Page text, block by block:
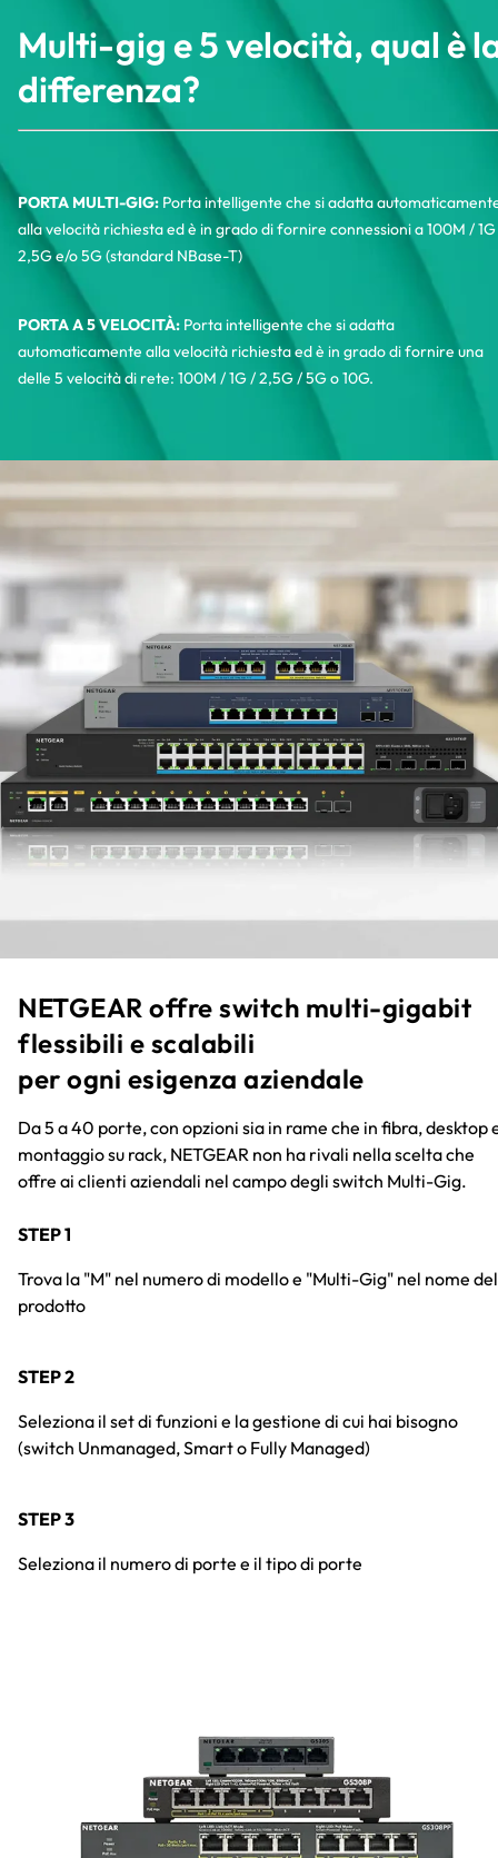
Multi-gig e 5 velocità, qual è
differenza?
PORTA MULTI-GIG: Porta intelligente che si adatta
alla velocità richiesta ed è in grado di fornire connessioni a 100M /
2,5G e/o 5G (standard NBase-T)
PORTA A 5 VELOCITÀ: Porta intelligente che si adatta
automaticamente alla velocità richiesta ed è in grado di fornire una
delle 5 velocità di rete: 100M / 1G / 2,5G / 5G o 10G.
NETGEAR offre switch multi-gigabit
flessibili e scalabili
per ogni esigenza aziendale
Da 5 a 40 porte, con opzioni sia in rame che in fibra, desktop
montaggio su rack, NETGEAR non ha rivali nella scelta che
offre ai clienti aziendali nel campo degli switch Multi-Gig.
STEP 1
Trova la "M" nel numero di modello e "Multi-Gig" nel nome del
prodotto
STEP 2
Seleziona il set di funzioni e la gestione di cui hai bisogno
(switch Unmanaged, Smart o Fully Managed)
STEP 3
Seleziona il numero di porte e il tipo di porte